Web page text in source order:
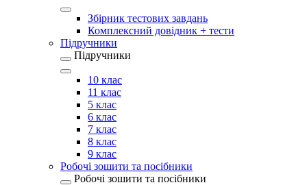
Збірник тестових завдань
Комплексний довідник + тести
Підручники
Підручники
10 клас
11 клас
5 клас
6 клас
7 клас
8 клас
9 клас
Робочі зошити та посібники
Робочі зошити та посібники